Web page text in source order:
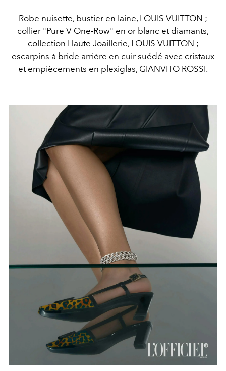
Robe nuisette, bustier en laine, LOUIS VUITTON ;
collier "Pure V One-Row" en or blanc et diamants,
collection Haute Joaillerie, LOUIS VUITTON ;
escarpins à bride arrière en cuir suédé avec cristaux
et empiècements en plexiglas, GIANVITO ROSSI.